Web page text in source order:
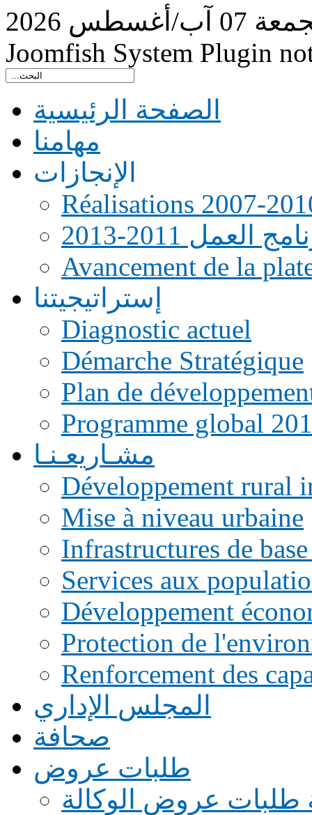
07 آب/أغسطس 2026
Joomfish System Plugin
الصفحة الرئيسية
مهامنا
الإنجازات
Réalisations 2007-
العمل 2011-2013
Avancement de la
إستراتيجيتنا
Diagnostic actuel
Démarche Stratégique
Plan de
Programme global
مشـاريعـنـا
Développement rural
Mise à niveau urbaine
Infrastructures de
Services aux
Développement
Protection de
Renforcement des
المجلس الإداري
صحافة
طلبات عروض
طلبات عروض الوكالة